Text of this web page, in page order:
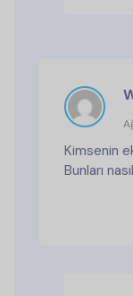
Kimsenin
Bunları